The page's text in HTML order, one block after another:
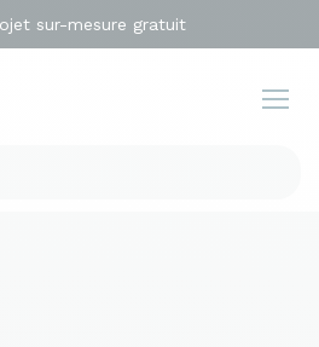
sur-mesure gratuit